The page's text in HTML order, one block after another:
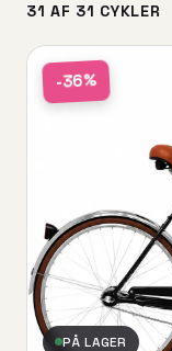
31 AF 31 CYKLER
-36%
PÅ LAGER